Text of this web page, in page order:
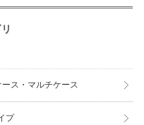
ス・マルチケース
プ